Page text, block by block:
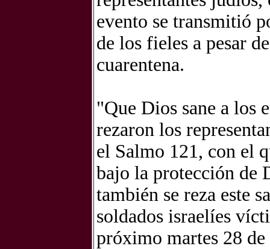
evento se transmitió
de los fieles a pesar
cuarentena.
"Que Dios sane a los
rezaron los
el Salmo 121, con el
bajo la protección de
también se reza este
soldados israelíes
próximo martes 28